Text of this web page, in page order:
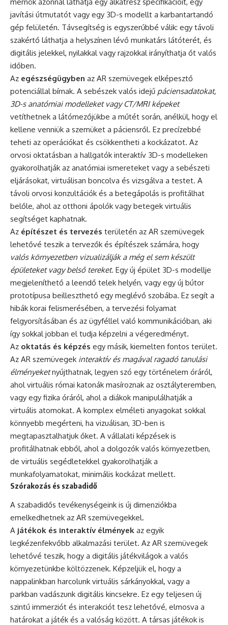
javítási útmutatót vagy egy 3D-s modellt a karbantartandó
gép felületén. Távsegítség is egyszerűbbé válik: egy távoli
szakértő láthatja a helyszínen lévő munkatárs látóterét, és
digitális jelekkel, nyilakkal vagy rajzokkal irányíthatja őt valós
időben.
Az egészségügyben az AR szemüvegek elképesztő
potenciállal bírnak. A sebészek valós idejű páciensadatokat,
3D-s anatómiai modelleket vagy CT/MRI képeket
vetíthetnek a látómezőjükbe a műtét során, anélkül, hogy el
kellene venniük a szemüket a páciensről. Ez precízebbé
teheti az operációkat és csökkentheti a kockázatot. Az
orvosi oktatásban a hallgatók interaktív 3D-s modelleken
gyakorolhatják az anatómiai ismereteket vagy a sebészeti
eljárásokat, virtuálisan boncolva és vizsgálva a testet. A
távoli orvosi konzultációk és a betegápolás is profitálhat
belőle, ahol az otthoni ápolók vagy betegek virtuális
segítséget kaphatnak.
Az építészet és tervezés területén az AR szemüvegek
lehetővé teszik a tervezők és építészek számára, hogy
valós környezetben vizualizálják a még el sem készült
épületeket vagy belső tereket. Egy új épület 3D-s modellje
megjeleníthető a leendő telek helyén, vagy egy új bútor
prototípusa beilleszthető egy meglévő szobába. Ez segít a
hibák korai felismerésében, a tervezési folyamat
felgyorsításában és az ügyféllel való kommunikációban, aki
így sokkal jobban el tudja képzelni a végeredményt.
Az oktatás és képzés egy másik, kiemelten fontos terület.
Az AR szemüvegek interaktív és magával ragadó tanulási
élményeketnyújthatnak, legyen szó egy történelem óráról,
ahol virtuális római katonák masíroznak az osztályteremben,
vagy egy fizika óráról, ahol a diákok manipulálhatják a
virtuális atomokat. A komplex elméleti anyagokat sokkal
könnyebb megérteni, ha vizuálisan, 3D-ben is
megtapasztalhatjuk őket. A vállalati képzések is
profitálhatnak ebből, ahol a dolgozók valós környezetben,
de virtuális segédletekkel gyakorolhatják a
munkafolyamatokat, minimális kockázat mellett.
Szórakozás és szabadidő
A szabadidős tevékenységeink is új dimenziókba
emelkedhetnek az AR szemüvegekkel.
A játékok és interaktív élmények az egyik
legkézenfekvőbb alkalmazási terület. Az AR szemüvegek
lehetővé teszik, hogy a digitális játékvilágok a valós
környezetünkbe költözzenek. Képzeljük el, hogy a
nappalinkban harcolunk virtuális sárkányokkal, vagy a
parkban vadászunk digitális kincsekre. Ez egy teljesen új
szintű immerziót és interakciót tesz lehetővé, elmosva a
határokat a játék és a valóság között. A társas játékok is